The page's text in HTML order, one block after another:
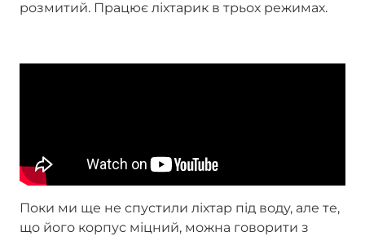
розмитий. Працює ліхтарик в трьох режимах.
Поки ми ще не спустили ліхтар під воду, але те,
що його корпус міцний, можна говорити з